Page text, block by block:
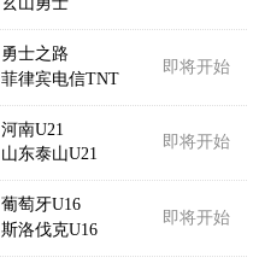
勇士之路
菲律宾电信TNT
即将开始
河南U21
山东泰山U21
即将开始
葡萄牙U16
斯洛伐克U16
即将开始